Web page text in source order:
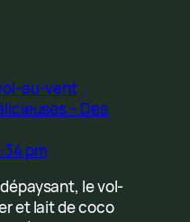
au-vent
– Des
pm
le vol-
et lait de coco